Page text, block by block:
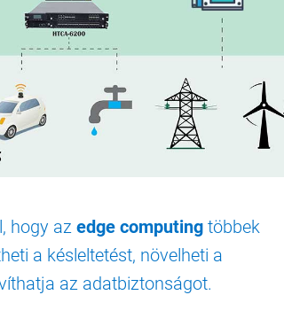
hogy az edge computingtöbbek
a késleltetést, növelheti a
az adatbiztonságot.